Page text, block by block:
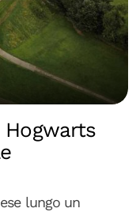
Hogwarts
lungo un